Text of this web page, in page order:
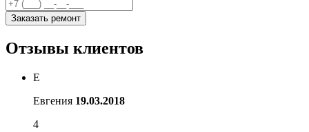
Заказать ремонт
Отзывы клиентов
Е
Евгения 19.03.2018
4